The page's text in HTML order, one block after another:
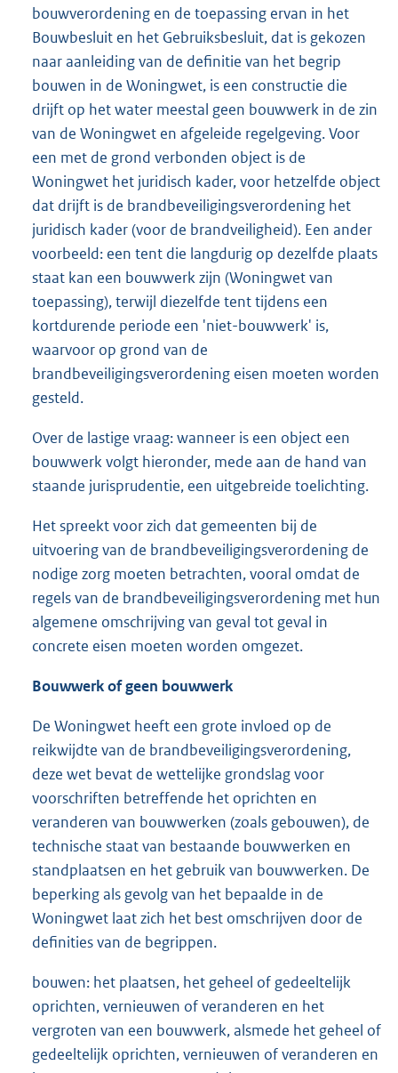
bouwverordening en de toepassing ervan in het
Bouwbesluit en het Gebruiksbesluit, dat is gekozen
naar aanleiding van de definitie van het begrip
bouwen in de Woningwet, is een constructie die
drijft op het water meestal geen bouwwerk in de zin
van de Woningwet en afgeleide regelgeving. Voor
een met de grond verbonden object is de
Woningwet het juridisch kader, voor hetzelfde object
dat drijft is de brandbeveiligingsverordening het
juridisch kader (voor de brandveiligheid). Een ander
voorbeeld: een tent die langdurig op dezelfde plaats
staat kan een bouwwerk zijn (Woningwet van
toepassing), terwijl diezelfde tent tijdens een
kortdurende periode een 'niet-bouwwerk' is,
waarvoor op grond van de
brandbeveiligingsverordening eisen moeten worden
gesteld.
Over de lastige vraag: wanneer is een object een
bouwwerk volgt hieronder, mede aan de hand van
staande jurisprudentie, een uitgebreide toelichting.
Het spreekt voor zich dat gemeenten bij de
uitvoering van de brandbeveiligingsverordening de
nodige zorg moeten betrachten, vooral omdat de
regels van de brandbeveiligingsverordening met hun
algemene omschrijving van geval tot geval in
concrete eisen moeten worden omgezet.
Bouwwerk of geen bouwwerk
De Woningwet heeft een grote invloed op de
reikwijdte van de brandbeveiligingsverordening,
deze wet bevat de wettelijke grondslag voor
voorschriften betreffende het oprichten en
veranderen van bouwwerken (zoals gebouwen), de
technische staat van bestaande bouwwerken en
standplaatsen en het gebruik van bouwwerken. De
beperking als gevolg van het bepaalde in de
Woningwet laat zich het best omschrijven door de
definities van de begrippen.
bouwen: het plaatsen, het geheel of gedeeltelijk
oprichten, vernieuwen of veranderen en het
vergroten van een bouwwerk, alsmede het geheel of
gedeeltelijk oprichten, vernieuwen of veranderen en